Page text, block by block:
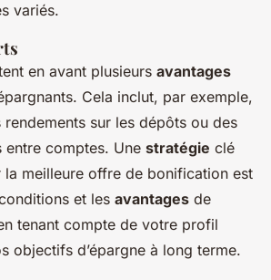
variés.
en avant plusieurs avantages
Cela inclut, par exemple,
rendements sur les dépôts ou des
comptes. Une stratégie clé
la meilleure offre de bonification est
et les avantages de
tenant compte de votre profil
objectifs d’épargne à long terme.